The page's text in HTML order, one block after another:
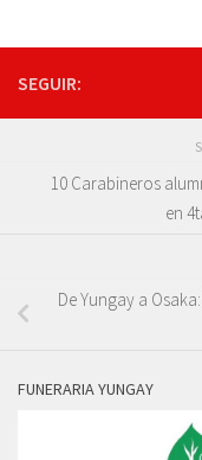
SEGUIR:
10 Carabineros
en
De Yungay a
FUNERARIA YUNGAY